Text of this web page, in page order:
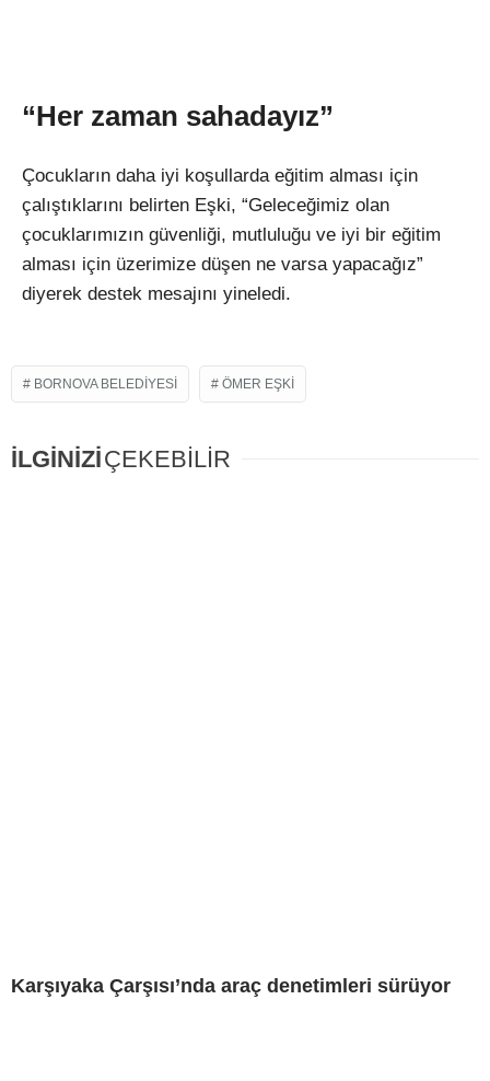
“Her zaman sahadayız”
Çocukların daha iyi koşullarda eğitim alması için
çalıştıklarını belirten Eşki, “Geleceğimiz olan
çocuklarımızın güvenliği, mutluluğu ve iyi bir eğitim
alması için üzerimize düşen ne varsa yapacağız”
diyerek destek mesajını yineledi.
BORNOVA BELEDIYESI ÖMER EŞKI
İLGİNİZİÇEKEBİLİR
Karşıyaka Çarşısı’nda araç denetimleri sürüyor